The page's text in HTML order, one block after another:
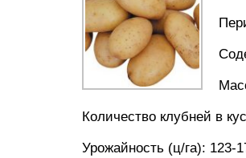
Количество клубней в
Урожайность (ц/га): 123-